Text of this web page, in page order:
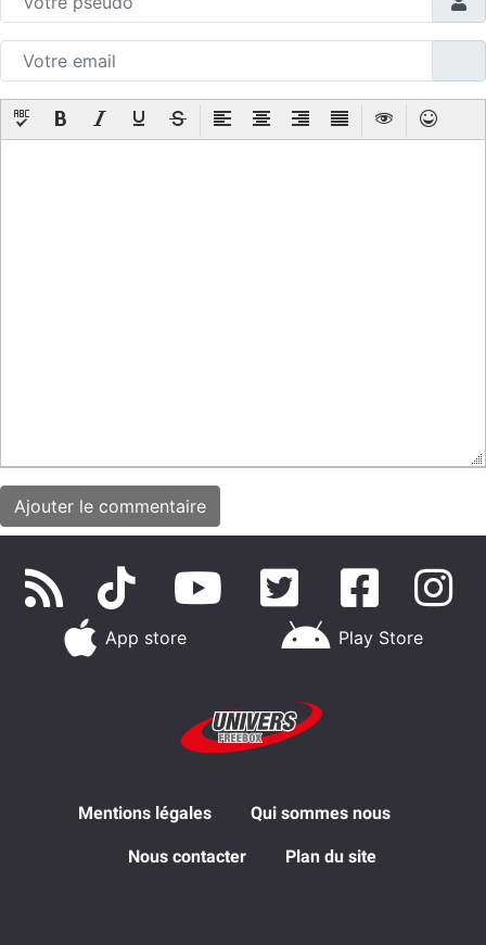
App store Play Store
Mentions légales Qui sommes nous
Nous contacter Plan du site